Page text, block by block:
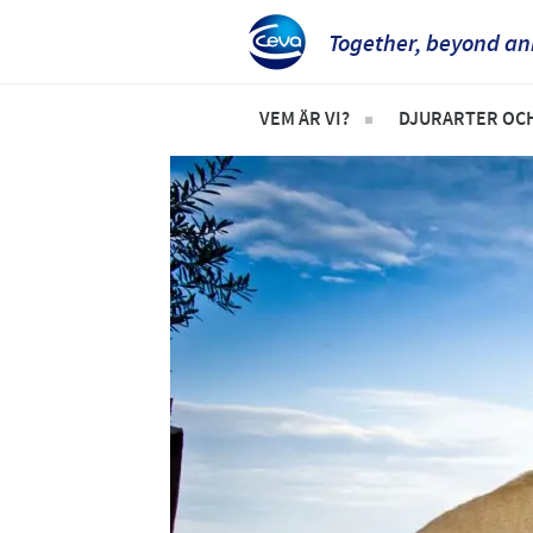
Together, beyond
VEM ÄR VI?
Ceva i Sverige
Vem vi är, vår vision och våra
DJURARTER
Produktlista
Sällskapsdjur
Häst
Nötkreatur